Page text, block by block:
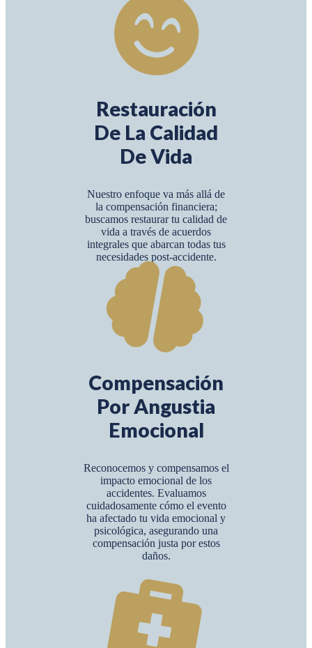
Restauración
De La Calidad
De Vida
Nuestro enfoque va más allá de
la compensación financiera;
buscamos restaurar tu calidad de
vida a través de acuerdos
integrales que abarcan todas tus
necesidades post-accidente.
Compensación
Por Angustia
Emocional
Reconocemos y compensamos el
impacto emocional de los
accidentes. Evaluamos
cuidadosamente cómo el evento
ha afectado tu vida emocional y
psicológica, asegurando una
compensación justa por estos
daños.